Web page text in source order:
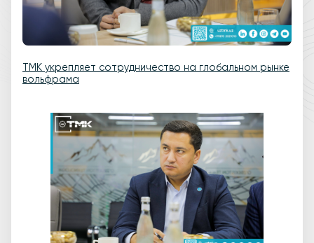
ТМК укрепляет сотрудничество на глобальном рынке
вольфрама